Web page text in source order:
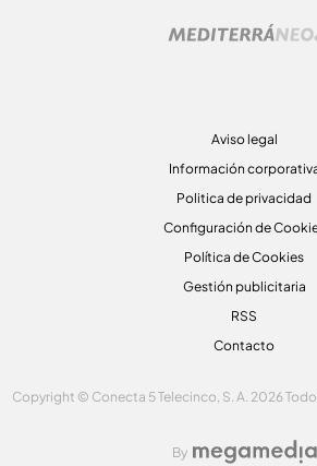
Aviso legal
Información
Politica de privacidad
Configuración de
Política de Cookies
Gestión publicitaria
RSS
Contacto
Copyright © Conecta 5 Telecinco, S. A. 2026
By